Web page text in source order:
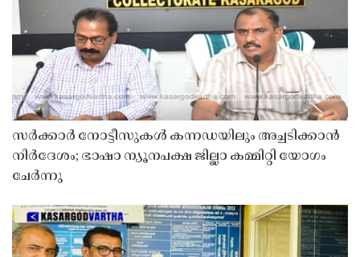
സർക്കാർ നോട്ടീസുകൾ കന്നഡയിലും അച്ചടിക്കാൻ
നിർദേശം; ഭാഷാ ന്യൂനപക്ഷ ജില്ലാ കമ്മിറ്റി യോഗം
ചേർന്നു